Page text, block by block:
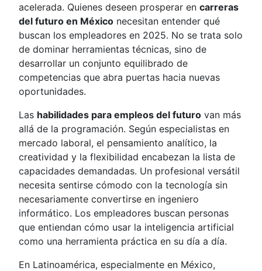
acelerada. Quienes deseen prosperar encarreras
del futuro en México necesitan entender qué
buscan los empleadores en 2025. No se trata solo
de dominar herramientas técnicas, sino de
desarrollar un conjunto equilibrado de
competencias que abra puertas hacia nuevas
oportunidades.
Las habilidades para empleos del futuro van más
allá de la programación. Según especialistas en
mercado laboral, el pensamiento analítico, la
creatividad y la flexibilidad encabezan la lista de
capacidades demandadas. Un profesional versátil
necesita sentirse cómodo con la tecnología sin
necesariamente convertirse en ingeniero
informático. Los empleadores buscan personas
que entiendan cómo usar la inteligencia artificial
como una herramienta práctica en su día a día.
En Latinoamérica, especialmente en México,